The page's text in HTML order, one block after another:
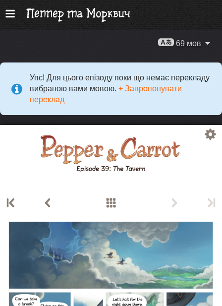
69 мов
Упс! Для цього епізоду поки що немає перекладу
вибраною вами мовою. + Запропонувати
переклад